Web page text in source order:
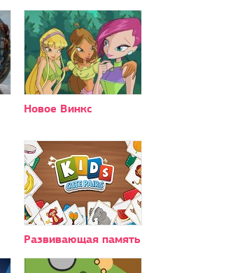
Новое Винкс
Развивающая память